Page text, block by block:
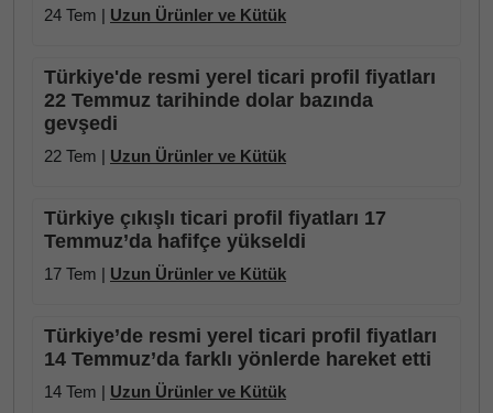
24 Tem | Uzun Ürünler ve Kütük
Türkiye'de resmi yerel ticari profil fiyatları
22 Temmuz tarihinde dolar bazında
gevşedi
22 Tem | Uzun Ürünler ve Kütük
Türkiye çıkışlı ticari profil fiyatları 17
Temmuz’da hafifçe yükseldi
17 Tem | Uzun Ürünler ve Kütük
Türkiye’de resmi yerel ticari profil fiyatları
14 Temmuz’da farklı yönlerde hareket etti
14 Tem | Uzun Ürünler ve Kütük